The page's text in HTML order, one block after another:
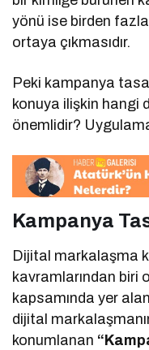
yönü ise birden
ortaya çıkmasıdır.
Peki kampanya
konuya ilişkin hangi
önemlidir?
Kampanya
Dijital markalaşma
kavramlarından biri
kapsamında yer
dijital
konumlanan